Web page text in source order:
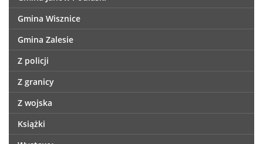
Gmina Wisznice
Gmina Zalesie
Z policji
Z granicy
Z wojska
Książki